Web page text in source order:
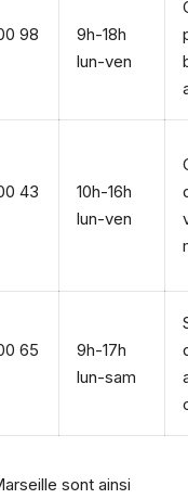
98
9h-18h
lun-ven
43
10h-16h
lun-ven
65
9h-17h
lun-sam
sont ainsi